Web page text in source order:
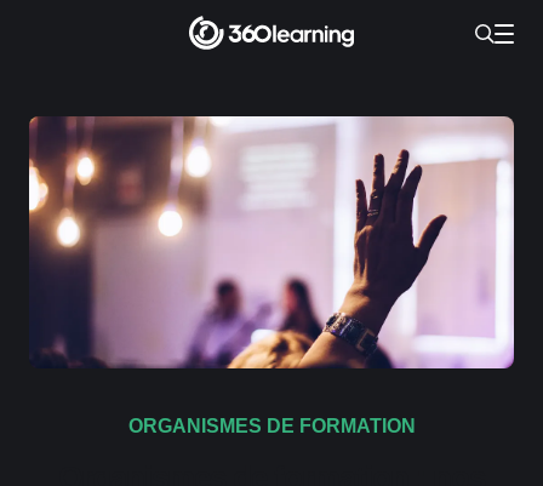
ORGANISMES DE FORMATION